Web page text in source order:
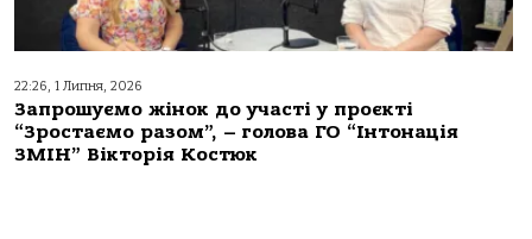
22:26, 1 Липня, 2026
Запрошуємо жінок до участі у проєкті
“Зростаємо разом”, – голова ГО “Інтонація
ЗМІН” Вікторія Костюк